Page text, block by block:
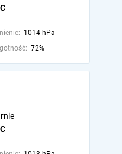
1014 hPa
72%